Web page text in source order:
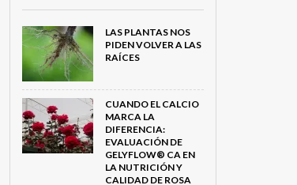
LAS PLANTAS NOS
PIDEN VOLVER A LAS
RAÍCES
CUANDO EL CALCIO
MARCA LA
DIFERENCIA:
EVALUACIÓN DE
GELYFLOW® CA EN
LA NUTRICIÓN Y
CALIDAD DE ROSA